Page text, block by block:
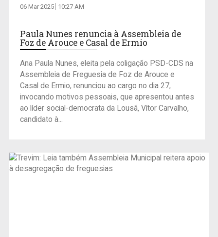
06 Mar 2025 10:27 AM
Paula Nunes renuncia à Assembleia de
Foz de Arouce e Casal de Ermio
Ana Paula Nunes, eleita pela coligação PSD-CDS na
Assembleia de Freguesia de Foz de Arouce e
Casal de Ermio, renunciou ao cargo no dia 27,
invocando motivos pessoais, que apresentou antes
ao líder social-democrata da Lousã, Vítor Carvalho,
candidato à...